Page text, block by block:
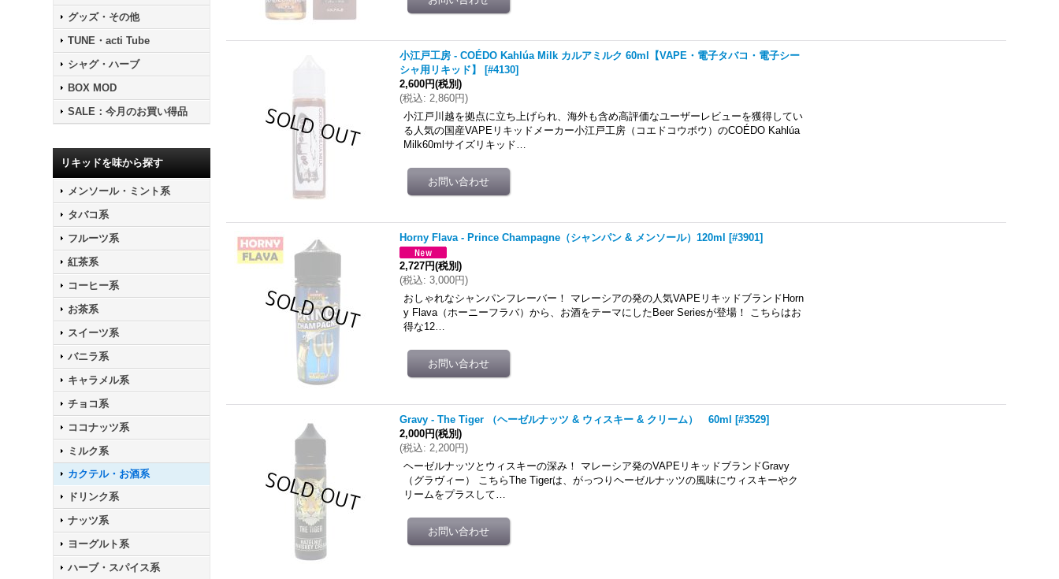
グッズ・その他
TUNE・acti Tube
シャグ・ハーブ
BOX MOD
SALE：今月のお買い得品
リキッドを味から探す
メンソール・ミント系
タバコ系
フルーツ系
紅茶系
コーヒー系
お茶系
スイーツ系
バニラ系
キャラメル系
チョコ系
ココナッツ系
ミルク系
カクテル・お酒系
ドリンク系
ナッツ系
ヨーグルト系
ハーブ・スパイス系
小江戸工房 - COÉDO Kahlúa Milk カルアミルク 60ml【VAPE・電子タバコ・電子シー
シャ用リキッド】
[#4130]
2,600円(税別)
(税込: 2,860円)
小江戸川越を拠点に立ち上げられ、海外も含め高評価なユーザーレビューを獲得してい
る人気の国産VAPEリキッドメーカー小江戸工房（コエドコウボウ）のCOÉDO Kahlúa
Milk60mlサイズリキッド…
Horny Flava - Prince Champagne（シャンパン & メンソール）120ml [#3901]
2,727円(税別)
(税込: 3,000円)
おしゃれなシャンパンフレーバー！ マレーシアの発の人気VAPEリキッドブランドHorn
y Flava（ホーニーフラバ）から、お酒をテーマにしたBeer Seriesが登場！ こちらはお
得な12…
Gravy - The Tiger （ヘーゼルナッツ & ウィスキー & クリーム） 60ml [#3529]
2,000円(税別)
(税込: 2,200円)
ヘーゼルナッツとウィスキーの深み！ マレーシア発のVAPEリキッドブランドGravy
（グラヴィー） こちらThe Tigerは、がっつりヘーゼルナッツの風味にウィスキーやク
リームをプラスして…